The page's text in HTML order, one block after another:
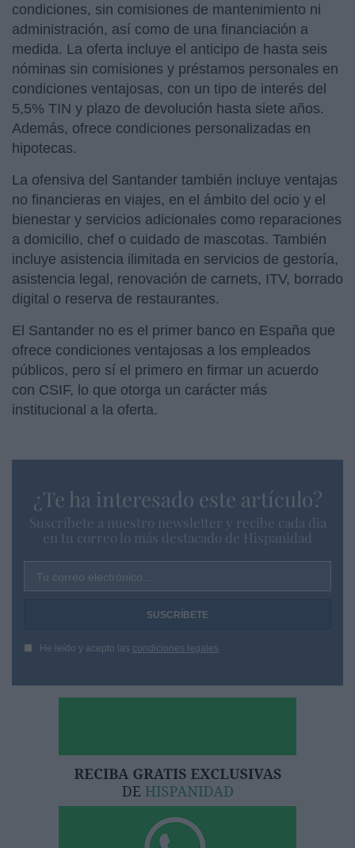
condiciones, sin comisiones de mantenimiento ni
administración, así como de una financiación a
medida. La oferta incluye el anticipo de hasta seis
nóminas sin comisiones y préstamos personales en
condiciones ventajosas, con un tipo de interés del
5,5% TIN y plazo de devolución hasta siete años.
Además, ofrece condiciones personalizadas en
hipotecas.
La ofensiva del Santander también incluye ventajas
no financieras en viajes, en el ámbito del ocio y el
bienestar y servicios adicionales como reparaciones
a domicilio, chef o cuidado de mascotas. También
incluye asistencia ilimitada en servicios de gestoría,
asistencia legal, renovación de carnets, ITV, borrado
digital o reserva de restaurantes.
El Santander no es el primer banco en España que
ofrece condiciones ventajosas a los empleados
públicos, pero sí el primero en firmar un acuerdo
con CSIF, lo que otorga un carácter más
institucional a la oferta.
¿Te ha interesado este artículo?
Suscríbete a nuestro newsletter y recibe cada dia
en tu correo lo más destacado de Hispanidad
Tu correo electrónico...
He leído y acepto las condiciones legales